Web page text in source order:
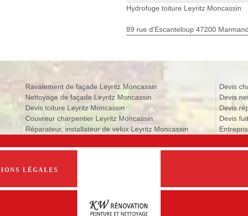
Hydrofuge toiture Leyritz Moncassin
89 rue d'Escanteloup 47200
Ravalement de façade Leyritz Moncassin
Nettoyage de façade Leyritz Moncassin
Devis toiture Leyritz Moncassin
Couvreur charpentier Leyritz Moncassin
Réparateur, installateur de velux Leyritz Moncassin
Devis
Devis
Devis
Devis
LÉGALES